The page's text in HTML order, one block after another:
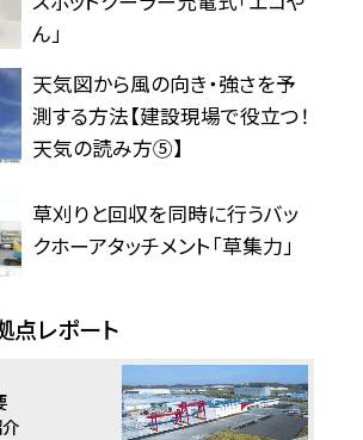
ん」
天気図から風の向き・強さを予
測する方法【建設現場で役立つ！
天気の読み方⑤】
草刈りと回収を同時に行うバッ
クホーアタッチメント「草集力」
点レポート